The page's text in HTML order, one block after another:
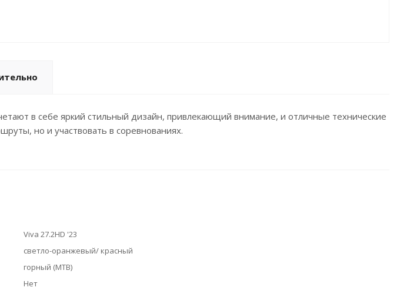
в себе яркий стильный дизайн, привлекающий внимание, и отличные технические
но и участвовать в соревнованиях.
Viva 27.2HD '23
светло-оранжевый/ красный
горный (MTB)
Нет